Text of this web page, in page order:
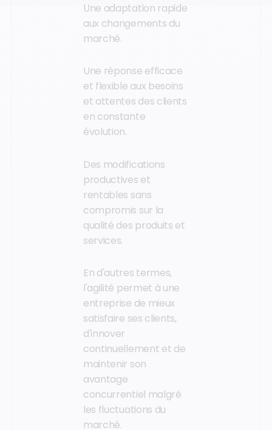
Une adaptation rapide
aux changements du
marché.
Une réponse efficace
et flexible aux besoins
et attentes des clients
en constante
évolution.
Des modifications
productives et
rentables sans
compromis sur la
qualité des produits et
services.
En d'autres termes,
l'agilité permet à une
entreprise de mieux
satisfaire ses clients,
d'innover
continuellement et de
maintenir son
avantage
concurrentiel malgré
les fluctuations du
marché.